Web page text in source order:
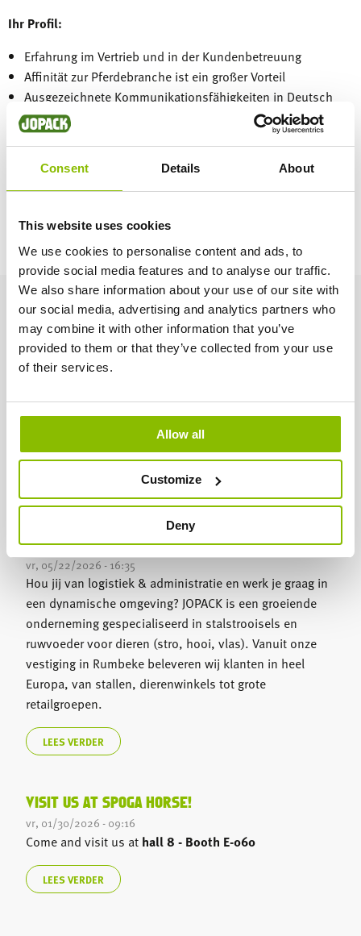
Consent Details About
This website uses cookies
We use cookies to personalise content and ads, to
provide social media features and to analyse our traffic.
We also share information about your use of our site with
our social media, advertising and analytics partners who
may combine it with other information that you’ve
provided to them or that they’ve collected from your use
of their services.
Allow all
Customize
Deny
Ihr Profil:
Erfahrung im Vertrieb und in der Kundenbetreuung
Affinität zur Pferdebranche ist ein großer Vorteil
Ausgezeichnete Kommunikationsfähigkeiten in Deutsch
und Englisch
Selbstständige Arbeitsweise – Sie arbeiten gemeinsam mit
Bereitschaft, mindestens drei Tage pro Woche in
Deutschland zu reisen
Interesse?Kontaktieren Sie Celine via
+32 494 42 23 94.
CHECK OUT OUR INSTAGRAM
ONTDEK ONS YOUTUBE KANAAL
BEZOEK ONS OP FACEBOOK
🔎 VACATURE ALERT: LOGISTIEK BEDIENDE
vr, 05/22/2026 - 16:35
Hou jij van logistiek & administratie en werk je graag in
een dynamische omgeving? JOPACK is een groeiende
onderneming gespecialiseerd in stalstrooisels en
ruwvoeder voor dieren (stro, hooi, vlas). Vanuit onze
vestiging in Rumbeke beleveren wij klanten in heel
Europa, van stallen, dierenwinkels tot grote
retailgroepen.
LEES VERDER
VISIT US AT SPOGA HORSE!
vr, 01/30/2026 - 09:16
Come and visit us at hall 8 - Booth E-060
LEES VERDER